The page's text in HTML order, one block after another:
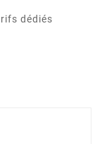
dédiés